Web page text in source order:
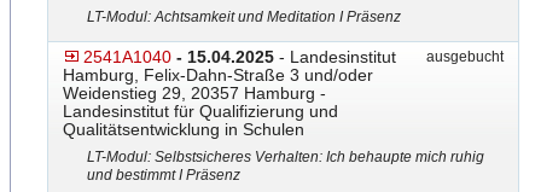
LT-Modul: Achtsamkeit und Meditation I Präsenz
2541A1040 - 15.04.2025 - Landesinstitut
Hamburg, Felix-Dahn-Straße 3 und/oder
Weidenstieg 29, 20357 Hamburg -
Landesinstitut für Qualifizierung und
Qualitätsentwicklung in Schulen
ausgebucht
LT-Modul: Selbstsicheres Verhalten: Ich behaupte mich ruhig
und bestimmt I Präsenz